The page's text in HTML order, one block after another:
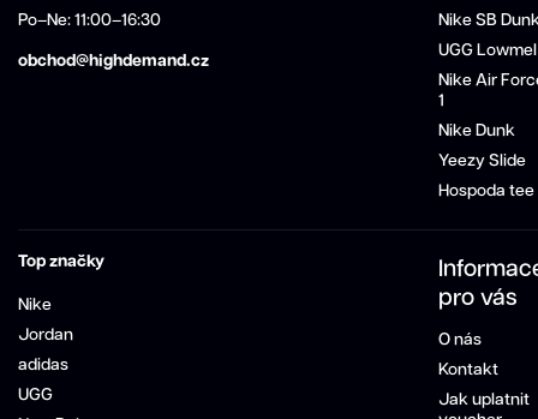
Po–Ne: 11:00–16:30
obchod@highdemand.cz
Nike SB
UGG Lowmel
Nike Air
1
Nike Dunk
Yeezy Slide
Hospoda tee
Top značky
Nike
Jordan
adidas
UGG
pro vás
O nás
Kontakt
Jak uplatnit